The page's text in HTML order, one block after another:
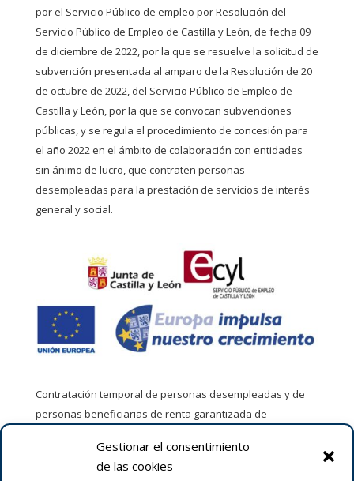
Gestionar el consentimiento
de las cookies
por el Servicio Público de empleo por Resolución del
Servicio Público de Empleo de Castilla y León, de fecha 09
de diciembre de 2022, por la que se resuelve la solicitud de
subvención presentada al amparo de la Resolución de 20
de octubre de 2022, del Servicio Público de Empleo de
Castilla y León, por la que se convocan subvenciones
públicas, y se regula el procedimiento de concesión para
el año 2022 en el ámbito de colaboración con entidades
sin ánimo de lucro, que contraten personas
desempleadas para la prestación de servicios de interés
general y social.
Contratación temporal de personas desempleadas y de
personas beneficiarias de renta garantizada de
inserción y participadas para la realización de obras y
servicios de interés general y social en el año 2020.